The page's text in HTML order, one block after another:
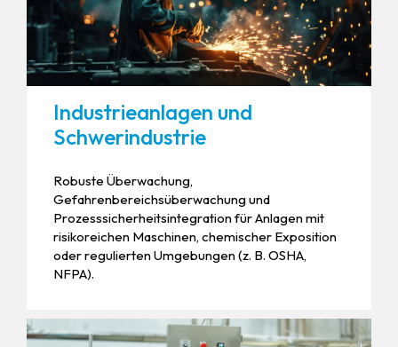
Industrieanlagen und
Schwerindustrie
Robuste Überwachung,
Gefahrenbereichsüberwachung und
Prozesssicherheitsintegration für Anlagen mit
risikoreichen Maschinen, chemischer Exposition
oder regulierten Umgebungen (z. B. OSHA,
NFPA).